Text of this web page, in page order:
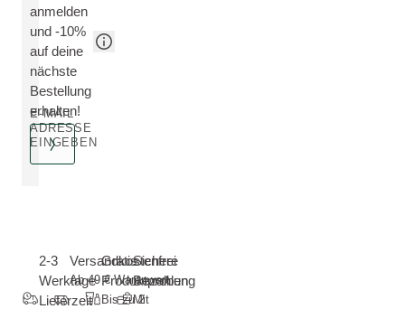
anmelden
und -10%
auf deine
nächste
Bestellung
erhalten!
E-MAIL
ADRESSE
EINGEBEN
2-3
Werktage
Lieferzeit
Versandkostenfrei
Ab 49 € Warenwert
Gratis
Produktproben
Bis zu 2
Sichere
Bezahlung
Mit